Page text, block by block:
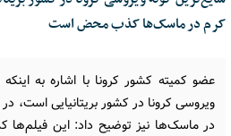
کرم در ماسک‌ها کذب محض است
عضو کمیته کشور کرونا با اشاره به
ویروسی کرونا در کشور بریتانیایی
در ماسک‌ها نیز توضیح داد: این